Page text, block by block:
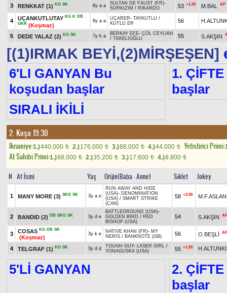
3 RENKKAT (1) KG SK 6y a a SULTAN DE FAUST (FR)-
SÜRKIZIM / RİKARDO 53 +1.50 M.BAL AP
4 UÇANKUTLUTAY KG K DB
GKR (Koşmaz)
6y a a UÇARER- TAYKUTLU /
KUTLU ER
56
5 DEDE YALAZ (2) KG SK 7y k a BERKAY EFE- ÇÖL CEYLANI
/ TEKELİOĞLU 55 S.AKŞIN
[(1)IRMAK BEYİ,(2)MİRŞEŞEN]
6'LI GANYAN Bu
koşudan başlar
1.
başlar
SIRALI İKİLİ
2. Koşu 19.30
Ikramiye:1.)440.000 t 2.)176.000 t 3.)88.000 t 4.)44.000 t Yetistirici Primi:
At Sahibi Primi:1.)88.000 t 2.)35.200 t 3.)17.600 t 4.)8.800 t
N At İsmi Yaş Orijin(Baba - Anne) Sıklet Jokey
1 MANY MORE (3) SKG SK 3y a e
RUN AWAY AND HIDE
(USA)- DENOMINATION
(USA) / SMART STRIKE
(CAN)
58 +2.00 M.F.ASLAN
2 BANDID (2) DB SKG SK 3y d e
BATTLEGROUND (USA)-
GOLDEN BIRD / RED
BISHOP (USA)
54 S.AKŞIN AP
3 COSAS KG DB SK
(Koşmaz)
3y k e NATIVE KHAN (FR)- MY
NERİS / BANKNOTE (GB) 56 O.BEŞLİ AP
4 TELGRAF (1) KG SK 3y d d TOUGH GUY- LASER GIRL /
YONAGUSKA (USA)
55 +1.50
5'Lİ GANYAN
2.
başlar